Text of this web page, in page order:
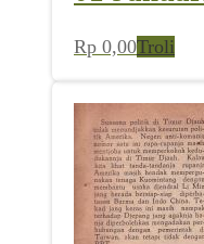
Rp 0,00Troli